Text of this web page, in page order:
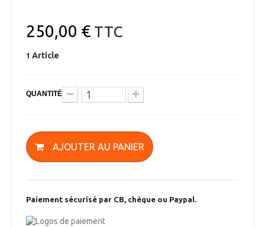
250,00 €TTC
1 Article
QUANTITÉ
AJOUTER AU PANIER
Paiement sécurisé par CB, chèque ou Paypal.